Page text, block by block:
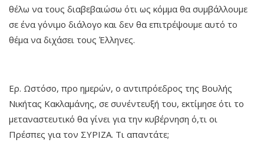
θέλω να τους διαβεβαιώσω ότι ως κόμμα θα συμβάλλουμε
σε ένα γόνιμο διάλογο και δεν θα επιτρέψουμε αυτό το
θέμα να διχάσει τους Έλληνες.
Ερ. Ωστόσο, προ ημερών, ο αντιπρόεδρος της Βουλής
Νικήτας Κακλαμάνης, σε συνέντευξή του, εκτίμησε ότι το
μεταναστευτικό θα γίνει για την κυβέρνηση ό,τι οι
Πρέσπες για τον ΣΥΡΙΖΑ. Τι απαντάτε;